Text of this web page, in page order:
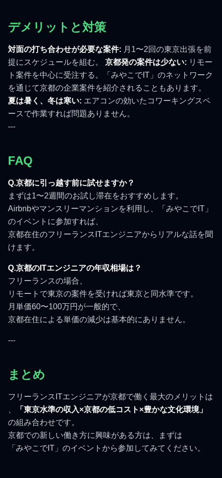
デメリットと対策
対面の打ち合わせが必要な案件: 月1〜2回の東京出張を前
提にスケジュールを組む。 京都発の案件は少ない: リモー
ト案件を中心に受注する。「みやこでIT」のネットワーク
を通じて京都の企業案件を紹介されることもあります。
夏は暑く、冬は寒い: エアコンの効いたコワーキングスペ
ースで作業すれば問題ありません。
---
FAQ
Q.京都に引っ越す前に試せますか？
まずは1〜2週間のお試し滞在をおすすめします。
Airbnbやマンスリーマンションを利用し、「みやこでIT」
のイベントに参加すれば、
京都在住のフリーランスITエンジニアからリアルな話を聞
けます。
Q.京都のITエンジニアの年収相場は？
フリーランスの場合、
リモートで東京の案件を受ければ東京と同水準です。
月単価60〜100万円が一般的で、
京都在住による単価の減少は基本的にありません。
---
まとめ
フリーランスITエンジニアが京都で働く最大のメリットは
「東京水準の収入×京都の低コスト×豊かな文化環境」
の組み合わせです。
京都での新しい働き方に興味がある方は、まずは
「みやこでIT」のイベントから参加してみてください。